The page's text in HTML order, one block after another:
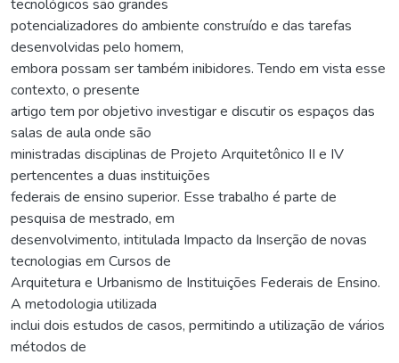
tecnológicos são grandes
potencializadores do ambiente construído e das tarefas
desenvolvidas pelo homem,
embora possam ser também inibidores. Tendo em vista esse
contexto, o presente
artigo tem por objetivo investigar e discutir os espaços das
salas de aula onde são
ministradas disciplinas de Projeto Arquitetônico II e IV
pertencentes a duas instituições
federais de ensino superior. Esse trabalho é parte de
pesquisa de mestrado, em
desenvolvimento, intitulada Impacto da Inserção de novas
tecnologias em Cursos de
Arquitetura e Urbanismo de Instituições Federais de Ensino.
A metodologia utilizada
inclui dois estudos de casos, permitindo a utilização de vários
métodos de